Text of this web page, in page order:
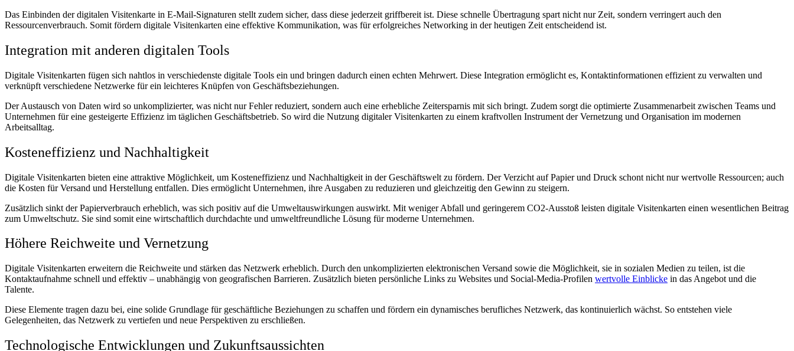
Das Einbinden der digitalen Visitenkarte in E-Mail-Signaturen stellt zudem sicher, dass diese jederzeit griffbereit ist. Diese schnelle Übertragung spart nicht nur Zeit, sondern verringert auch den
Ressourcenverbrauch. Somit fördern digitale Visitenkarten eine effektive Kommunikation, was für erfolgreiches Networking in der heutigen Zeit entscheidend ist.
Integration mit anderen digitalen Tools
Digitale Visitenkarten fügen sich nahtlos in verschiedenste digitale Tools ein und bringen dadurch einen echten Mehrwert. Diese Integration ermöglicht es, Kontaktinformationen effizient zu verwalten und
verknüpft verschiedene Netzwerke für ein leichteres Knüpfen von Geschäftsbeziehungen.
Der Austausch von Daten wird so unkomplizierter, was nicht nur Fehler reduziert, sondern auch eine erhebliche Zeitersparnis mit sich bringt. Zudem sorgt die optimierte Zusammenarbeit zwischen Teams und
Unternehmen für eine gesteigerte Effizienz im täglichen Geschäftsbetrieb. So wird die Nutzung digitaler Visitenkarten zu einem kraftvollen Instrument der Vernetzung und Organisation im modernen
Arbeitsalltag.
Kosteneffizienz und Nachhaltigkeit
Digitale Visitenkarten bieten eine attraktive Möglichkeit, um Kosteneffizienz und Nachhaltigkeit in der Geschäftswelt zu fördern. Der Verzicht auf Papier und Druck schont nicht nur wertvolle Ressourcen; auch
die Kosten für Versand und Herstellung entfallen. Dies ermöglicht Unternehmen, ihre Ausgaben zu reduzieren und gleichzeitig den Gewinn zu steigern.
Zusätzlich sinkt der Papierverbrauch erheblich, was sich positiv auf die Umweltauswirkungen auswirkt. Mit weniger Abfall und geringerem CO2-Ausstoß leisten digitale Visitenkarten einen wesentlichen Beitrag
zum Umweltschutz. Sie sind somit eine wirtschaftlich durchdachte und umweltfreundliche Lösung für moderne Unternehmen.
Höhere Reichweite und Vernetzung
Digitale Visitenkarten erweitern die Reichweite und stärken das Netzwerk erheblich. Durch den unkomplizierten elektronischen Versand sowie die Möglichkeit, sie in sozialen Medien zu teilen, ist die
Kontaktaufnahme schnell und effektiv – unabhängig von geografischen Barrieren. Zusätzlich bieten persönliche Links zu Websites und Social-Media-Profilen wertvolle Einblicke in das Angebot und die
Talente.
Diese Elemente tragen dazu bei, eine solide Grundlage für geschäftliche Beziehungen zu schaffen und fördern ein dynamisches berufliches Netzwerk, das kontinuierlich wächst. So entstehen viele
Gelegenheiten, das Netzwerk zu vertiefen und neue Perspektiven zu erschließen.
Technologische Entwicklungen und Zukunftsaussichten